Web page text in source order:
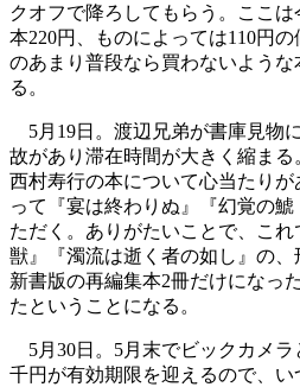
クオフで降ろしてもらう。ここ
本220円、ものによっては110円
のあまり普段なら買わないよう
る。
5月19日。渡辺兄弟が書庫見物
故があり滞在時間が大きく縮まる
西村寿行の本について心当たり
って『宴は終わりぬ』『幻覚の
ただく。ありがたいことで、こ
獣』『濁流は逝く者の如し』の
新書版の再編集本2冊だけになっ
たということになる。
5月30日。5月末でビックカメラ
千円が有効期限を迎えるので、